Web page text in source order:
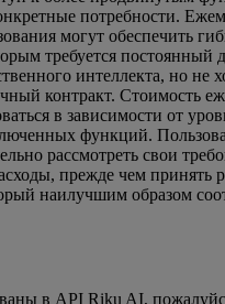
потребности.
могут обеспечить
требуется постоянный
интеллекта, но не
контракт. Стоимость
в зависимости от
функций.
рассмотреть свои
прежде чем принять
наилучшим образом
в API Riku AI,